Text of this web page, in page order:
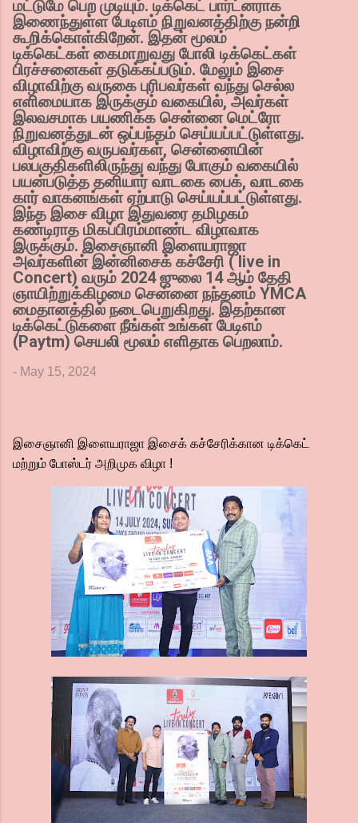
மட்டுமே பெற முடியும். டிக்கெட் பார்ட்னராக
இணைந்துள்ள பேடிஎம் நிறுவனத்திற்கு நன்றி
கூறிக்கொள்கிறேன். இதன் மூலம்
டிக்கெட்கள் கைமாறுவது போலி டிக்கெட்கள்
பிரச்சனைகள் தடுக்கப்படும். மேலும் இசை
விழாவிற்கு வருகை புரிபவர்கள் வந்து செல்ல
எளிமையாக இருக்கும் வகையில், அவர்கள்
இலவசமாக பயணிக்க சென்னை மெட்ரோ
நிறுவனத்துடன் ஒப்பந்தம் செய்யப்பட்டுள்ளது.
விழாவிற்கு வருபவர்கள், சென்னையின்
பலபகுதிகளிலிருந்து வந்து போகும் வகையில்
பயன்படுத்த தனியார் வாடகை பைக், வாடகை
கார் வாகனங்கள் ஏற்பாடு செய்யப்பட்டுள்ளது.
இந்த இசை விழா இதுவரை தமிழகம்
கண்டிராத மிகப்பிரம்மாண்ட விழாவாக
இருக்கும். இசைஞானி இளையராஜா
அவர்களின் இன்னிசைக் கச்சேரி ( live in
Concert) வரும் 2024 ஜுலை 14 ஆம் தேதி
ஞாயிற்றுக்கிழமை சென்னை நந்தனம் YMCA
மைதானத்தில் நடைபெறுகிறது. இதற்கான
டிக்கெட்டுகளை நீங்கள் உங்கள் பேடிஎம்
(Paytm) செயலி மூலம் எளிதாக பெறலாம்.
- May 15, 2024
இசைஞானி இளையராஜா இசைக் கச்சேரிக்கான டிக்கெட்
மற்றும் போஸ்டர் அறிமுக விழா !